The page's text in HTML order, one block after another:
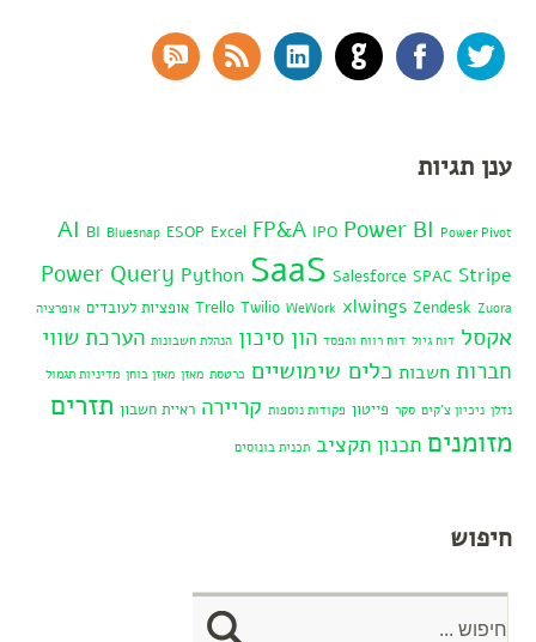
Twitter
Facebook
GitHub
LinkedIn
RSS Feed
ענן תגיות
AI BI Bluesnap ESOP Excel FP&A IPO Power BI Power Pivot
Power Query Python SaaS Salesforce SPAC Stripe
Trello Twilio WeWork xlwings Zendesk Zuora אופציות לעובדים אופרציה
אקסל דוח גיול דוח רווח והפסד הון סיכון הנהלת חשבונות הערכת שווי
חברות חשבות כלים שימושיים כרטסת מאזן מאזן בוחן מדיניות תגמול
נדלן ניכיון צ'קים סקר פייטון פקודות נוספות קריירה ראיית חשבון תזרים
מזומנים תכנון תקציב תכנית בונוסים
חיפוש